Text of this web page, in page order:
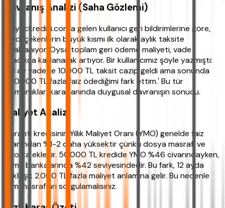
Davranış Analizi (Saha Gözlemi)
ihtiyackredisi.com'a gelen kullanıcı geri bildirimlerine göre,
kredi çekenlerin büyük kısmı ilk olarak aylık taksite
odaklanıyor. Oysa toplam geri ödeme maliyeti, vade
uzadıkça katlanarak artıyor. Bir kullanıcımız şöyle yazmıştı:
'48 ay vadede 10.000 TL taksit cazip geldi ama sonunda
200.000 TL fazla faiz ödediğimi fark ettim.' Bu tür
pişmanlıklar, karar anında duygusal davranışın sonucu.
Maliyet Analizi
Garanti kredisinin Yıllık Maliyet Oranı (YMO) genelde faiz
oranından %1-2 daha yüksektir çünkü dosya masrafı ve
sigorta eklenir. 50.000 TL kredide YMO %46 civarındayken,
kamu bankalarında %42 seviyesindedir. Bu fark, 12 ayda
yaklaşık 2.000 TL fazla maliyet anlamına gelir. Bu nedenle
tüm masrafları sorgulamalısınız.